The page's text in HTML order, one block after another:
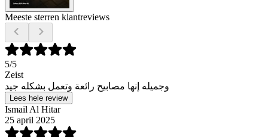
Meeste sterren klantreviews
5/5
Zeist
وجميله إنها مصابيح رائعة وتعمل بشكله جيد
Lees hele review
Ismail Al Hitar
25 april 2025